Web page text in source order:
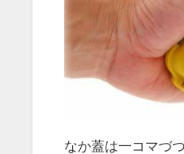
なか蓋は一コマづ